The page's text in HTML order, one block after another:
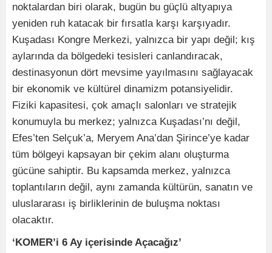
noktalardan biri olarak, bugün bu güçlü altyapıya
yeniden ruh katacak bir fırsatla karşı karşıyadır.
Kuşadası Kongre Merkezi, yalnızca bir yapı değil; kış
aylarında da bölgedeki tesisleri canlandıracak,
destinasyonun dört mevsime yayılmasını sağlayacak
bir ekonomik ve kültürel dinamizm potansiyelidir.
Fiziki kapasitesi, çok amaçlı salonları ve stratejik
konumuyla bu merkez; yalnızca Kuşadası’nı değil,
Efes’ten Selçuk’a, Meryem Ana’dan Şirince’ye kadar
tüm bölgeyi kapsayan bir çekim alanı oluşturma
gücüne sahiptir. Bu kapsamda merkez, yalnızca
toplantıların değil, aynı zamanda kültürün, sanatın ve
uluslararası iş birliklerinin de buluşma noktası
olacaktır.
‘KOMER’i 6 Ay içerisinde Açacağız’